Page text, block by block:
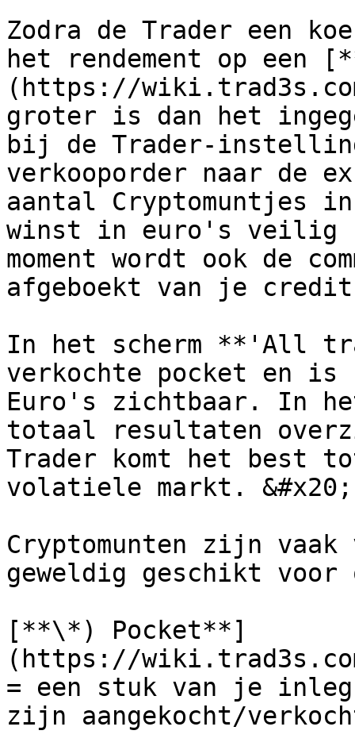
Zodra de Trader een
het rendement op
(https://
groter is dan het
bij de Trader-
verkooporder naar de
aantal Cryptomuntjes
winst in euro's veilig
moment wordt ook de
afgeboekt van je credit
In het scherm **'All
verkochte pocket en is
Euro's zichtbaar. In
totaal resultaten
Trader komt het best
volatiele markt. &#x20;
Cryptomunten zijn
geweldig geschikt voor
[**\*) Pocket**]
(https://
= een stuk van je inleg
zijn aangekocht/